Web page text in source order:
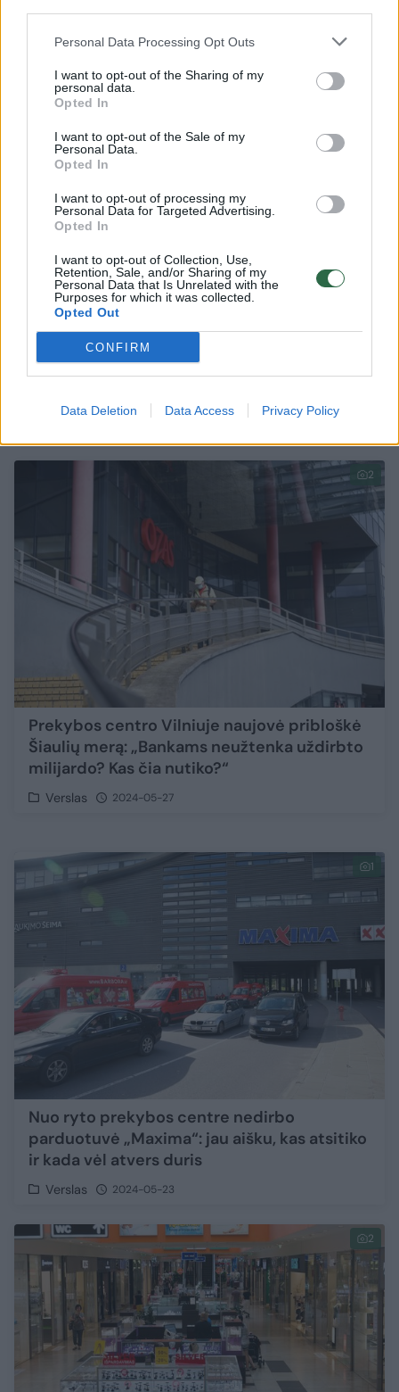
Personal Data Processing Opt Outs
I want to opt-out of the Sharing of my
personal data.
Opted In
I want to opt-out of the Sale of my
Personal Data.
Opted In
I want to opt-out of processing my
Personal Data for Targeted Advertising.
Opted In
I want to opt-out of Collection, Use,
Retention, Sale, and/or Sharing of my
Personal Data that Is Unrelated with the
Purposes for which it was collected.
Opted Out
CONFIRM
Data Deletion Data Access Privacy Policy
Verslas
Sostinėje esančiame prekybos centre duris
atvers naujas sporto klubas: lankytojų lauks
2
Prekybos centro Vilniuje naujovė pribloškė
Šiaulių merą: „Bankams neužtenka uždirbto
milijardo? Kas čia nutiko?“
Verslas 2024-05-27
1
Nuo ryto prekybos centre nedirbo
parduotuvė „Maxima“: jau aišku, kas atsitiko
ir kada vėl atvers duris
Verslas 2024-05-23
2